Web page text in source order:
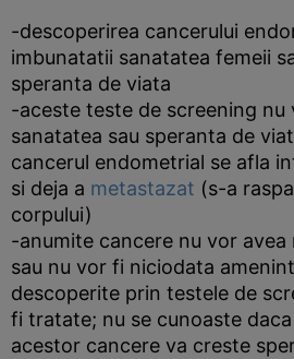
-descoperirea cancerului
imbunatatii sanatatea femeii
speranta de viata
-aceste teste de screening nu
sanatatea sau speranta de
cancerul endometrial se afla
si deja a metastazat (s-a
corpului)
-anumite cancere nu vor
sau nu vor fi niciodata
descoperite prin testele de
fi tratate; nu se cunoaste
acestor cancere va creste